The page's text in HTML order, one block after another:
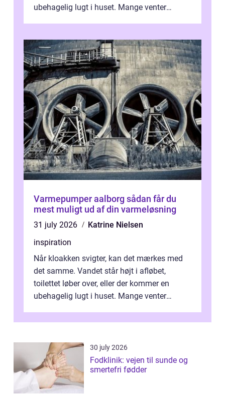
ubehagelig lugt i huset. Mange venter
Varmepumper aalborg sådan får du
mest muligt ud af din varmeløsning
31 july 2026
Katrine Nielsen
inspiration
Når kloakken svigter, kan det mærkes med
det samme. Vandet står højt i afløbet,
toilettet løber over, eller der kommer en
ubehagelig lugt i huset. Mange venter
30 july 2026
Fodklinik: vejen til sunde og
smertefri fødder